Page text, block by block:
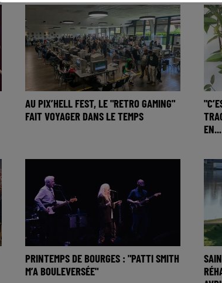
AU PIX’HELL FEST, LE "RETRO GAMING"
FAIT VOYAGER DANS LE TEMPS
EN...
PRINTEMPS DE BOURGES : "PATTI SMITH
M’A BOULEVERSÉE"